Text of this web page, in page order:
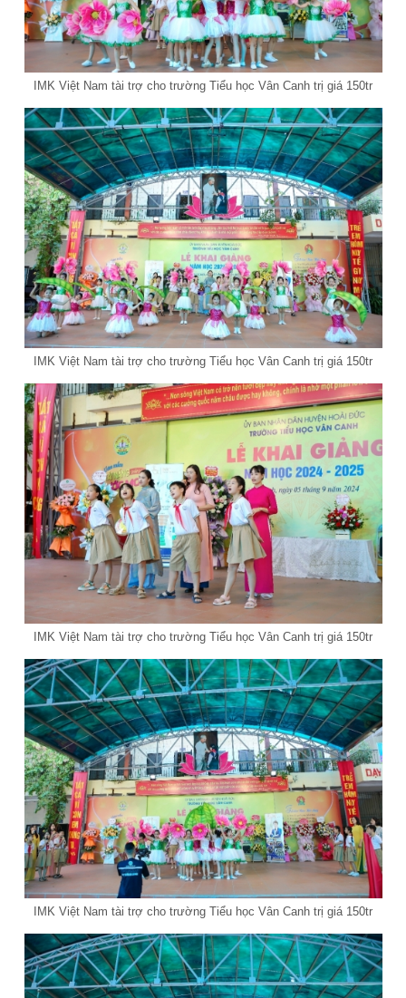
IMK Việt Nam tài trợ cho trường Tiểu học Vân Canh trị giá 150tr
IMK Việt Nam tài trợ cho trường Tiểu học Vân Canh trị giá 150tr
IMK Việt Nam tài trợ cho trường Tiểu học Vân Canh trị giá 150tr
IMK Việt Nam tài trợ cho trường Tiểu học Vân Canh trị giá 150tr